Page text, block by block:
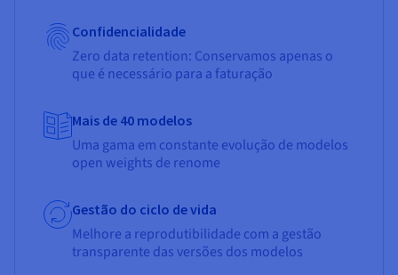
Confidencialidade
Zero data retention: Conservamos apenas o
que é necessário para a faturação
Mais de 40 modelos
Uma gama em constante evolução de modelos
open weights de renome
Gestão do ciclo de vida
Melhore a reprodutibilidade com a gestão
transparente das versões dos modelos